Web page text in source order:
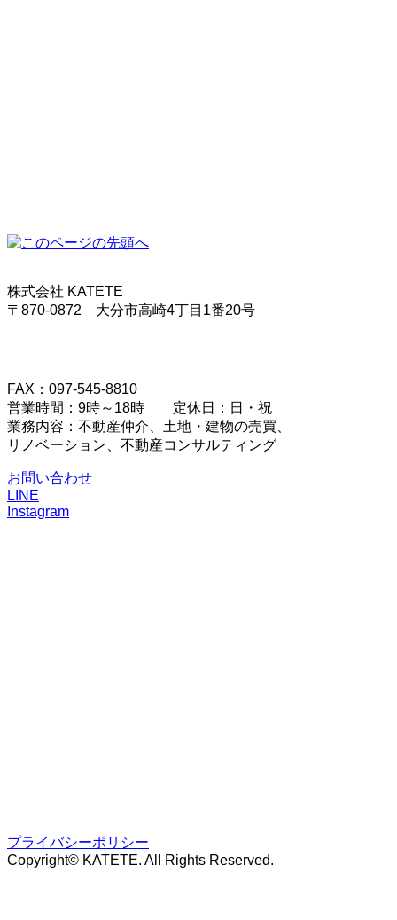
株式会社 KATETE
〒870-0872 大分市高崎4丁目1番20号
FAX：097-545-8810
営業時間：9時～18時 定休日：日・祝
業務内容：不動産仲介、土地・建物の売買、
リノベーション、不動産コンサルティング
お問い合わせ
LINE
Instagram
プライバシーポリシー
Copyright© KATETE. All Rights Reserved.